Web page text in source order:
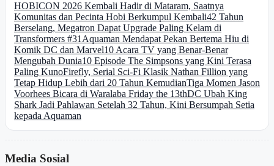
HOBICON 2026 Kembali Hadir di Mataram, Saatnya
Komunitas dan Pecinta Hobi Berkumpul Kembali42 Tahun
Berselang, Megatron Dapat Upgrade Paling Kelam di
Transformers #31 Aquaman Mendapat Pekan Bertema Hiu di
Komik DC dan Marvel10 Acara TV yang Benar-Benar
Mengubah Dunia10 Episode The Simpsons yang Kini Terasa
Paling KunoFirefly, Serial Sci-Fi Klasik Nathan Fillion yang
Tetap Hidup Lebih dari 20 Tahun KemudianTiga Momen Jason
Voorhees Bicara di Waralaba Friday the 13thDC Ubah King
Shark Jadi Pahlawan Setelah 32 Tahun, Kini Bersumpah Setia
kepada Aquaman
Media Sosial